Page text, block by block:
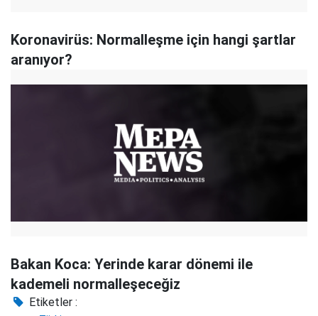
Koronavirüs: Normalleşme için hangi şartlar
aranıyor?
Bakan Koca: Yerinde karar dönemi ile
kademeli normalleşeceğiz
Etiketler :